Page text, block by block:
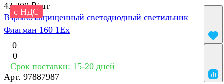
с НДС
43 300 ₽/шт
Взрывозащищенный светодиодный светильник
Флагман 160 1Ex
0
0
Срок поставки: 15-20 дней
Арт. 97887987